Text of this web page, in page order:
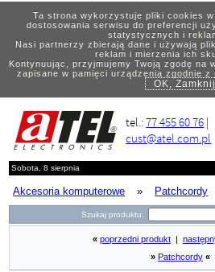
Ta strona wykorzystuje pliki cookies w
dostosowania serwisu do preferencji
statystycznych i
Nasi partnerzy zbierają dane i używają
reklam i mierzenia ich
Kontynuując, przyjmujemy Twoją zgodę na
zapisane w pamięci urządzenia zgodnie z
OK, Zamknij
tel.:77 455 60 76 |
cust@atel.com.pl
Sobota, 8 sierpnia
Akcesoria komputerowe » Patchcordy
Szukaj produktu:
« poprzedni produkt
» Patchcordy «